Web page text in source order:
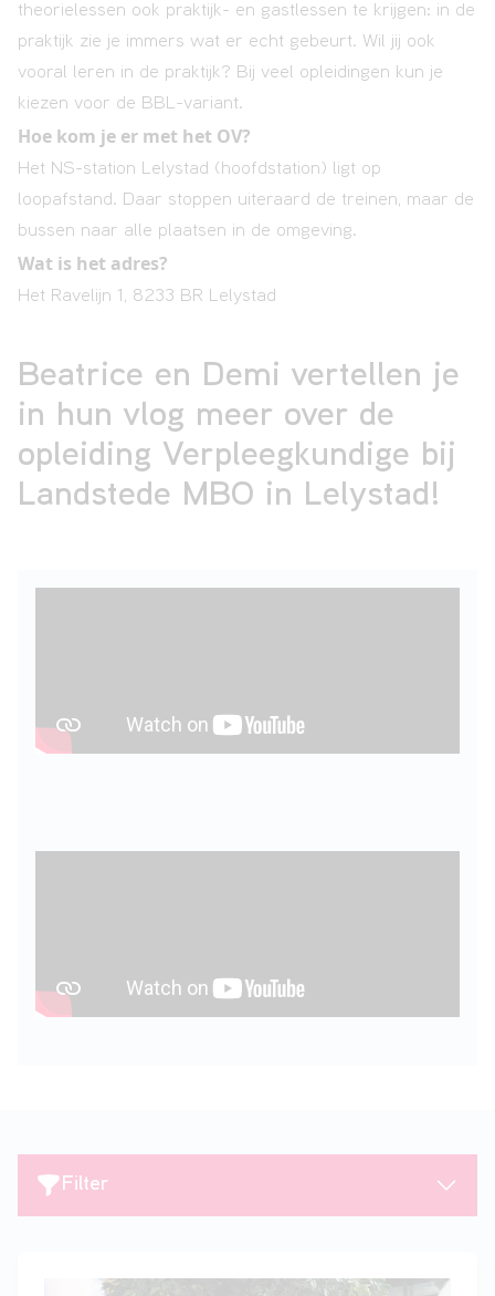
theorielessen ook praktijk- en gastlessen te krijgen: in de
praktijk zie je immers wat er echt gebeurt. Wil jij ook
vooral leren in de praktijk? Bij veel opleidingen kun je
kiezen voor de BBL-variant.
Hoe kom je er met het OV?
Het NS-station Lelystad (hoofdstation) ligt op
loopafstand. Daar stoppen uiteraard de treinen, maar de
bussen naar alle plaatsen in de omgeving.
Wat is het adres?
Het Ravelijn 1, 8233 BR Lelystad
Beatrice en Demi vertellen je
in hun vlog meer over de
opleiding Verpleegkundige bij
Landstede MBO in Lelystad!
Filter